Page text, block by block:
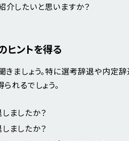
介したいと思いますか？
ヒントを得る
ましょう。特に選考辞退や内定
れるでしょう。
ましたか？
ましたか？